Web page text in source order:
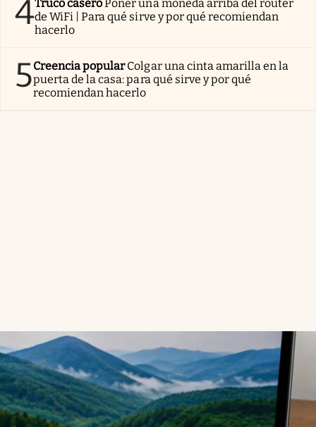
4Truco caseroPoner una moneda arriba del router
de WiFi | Para qué sirve y por qué recomiendan
hacerlo
5Creencia popularColgar una cinta amarilla en la
puerta de la casa: para qué sirve y por qué
recomiendan hacerlo